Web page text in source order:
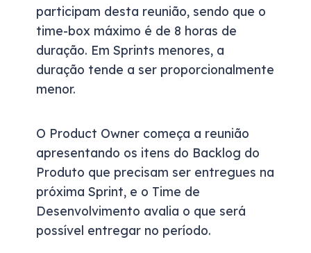
participam desta reunião, sendo que o
time-box máximo é de 8 horas de
duração. Em Sprints menores, a
duração tende a ser proporcionalmente
menor.
O Product Owner começa a reunião
apresentando os itens do Backlog do
Produto que precisam ser entregues na
próxima Sprint, e o Time de
Desenvolvimento avalia o que será
possível entregar no período.